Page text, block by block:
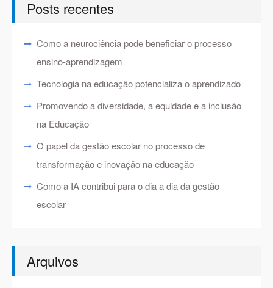
Posts recentes
Como a neurociência pode beneficiar o processo
ensino-aprendizagem
Tecnologia na educação potencializa o aprendizado
Promovendo a diversidade, a equidade e a inclusão
na Educação
O papel da gestão escolar no processo de
transformação e inovação na educação
Como a IA contribui para o dia a dia da gestão
escolar
Arquivos